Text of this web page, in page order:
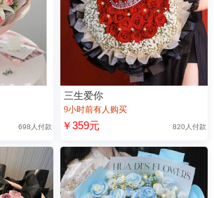
698人付款
三生爱你
9小时前有人购买
￥359元 820人付款